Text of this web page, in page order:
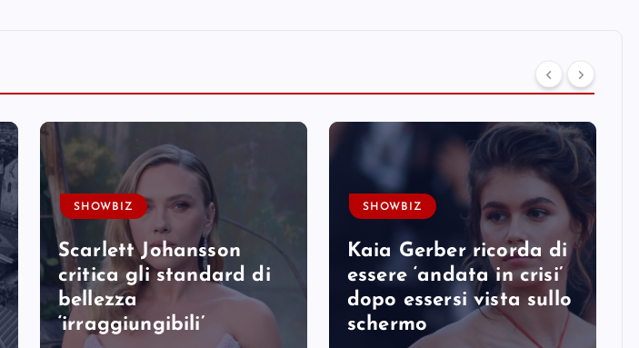
SHOWBIZ
Scarlett Johansson
critica gli standard di
bellezza
‘irraggiungibili’
SHOWBIZ
Kaia Gerber ricorda di
essere ‘andata in crisi’
dopo essersi vista sullo
schermo